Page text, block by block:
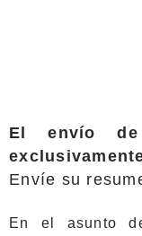
El envío de
Envíe su
En el asunto